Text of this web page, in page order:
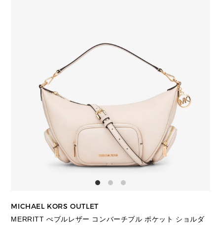
MICHAEL KORS OUTLET
MERRITT ぺブルレザー コンバーチブル ポケット ショルダ